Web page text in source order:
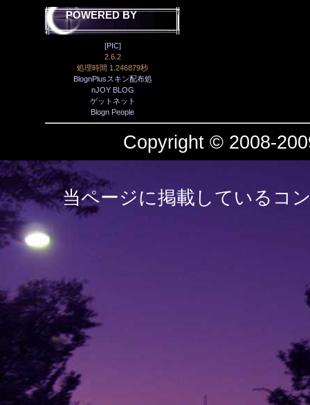
POWERED BY
[PIC]
2.6.2
処理時間 1.246879秒
BlognPlusスキン配布処
nJOY BLOG
ゲットネット
Blogn People
Copyright © 2008-
当ページに掲載しているコ